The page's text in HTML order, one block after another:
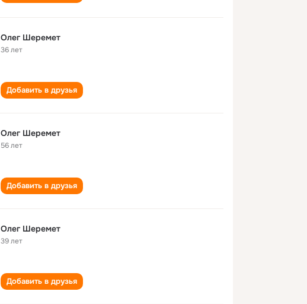
Олег Шеремет
36 лет
Добавить в друзья
Олег Шеремет
56 лет
Добавить в друзья
Олег Шеремет
39 лет
Добавить в друзья